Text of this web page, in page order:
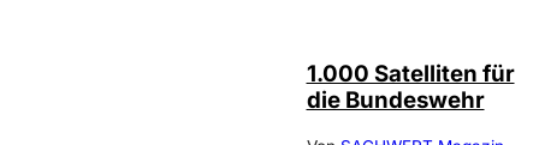
1.000 Satelliten für
die Bundeswehr